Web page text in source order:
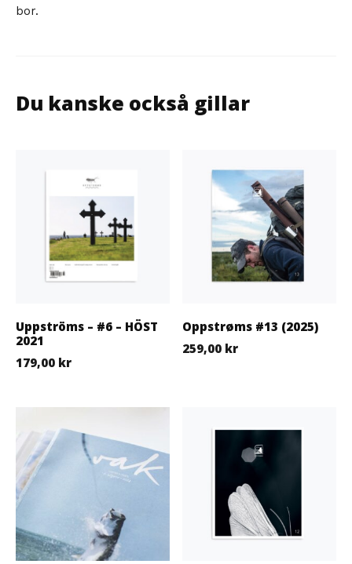
bor.
Du kanske också gillar
Uppströms – #6 – HÖST
2021
179,00 kr
Oppstrøms #13 (2025)
259,00 kr